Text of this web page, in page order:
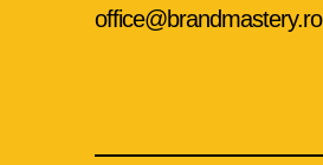
office@brandmastery.ro